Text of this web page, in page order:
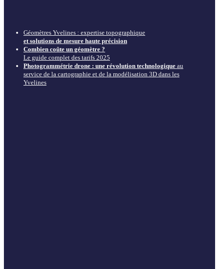
Géomètres Yvelines : expertise topographique
et solutions de mesure haute précision
Combien coûte un géomètre ?
Le guide complet des tarifs 2025
Photogrammétrie drone : une révolution technologique au
service de la cartographie et de la modélisation 3D dans les
Yvelines